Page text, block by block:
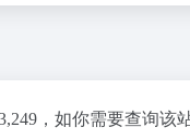
，如你需要查询